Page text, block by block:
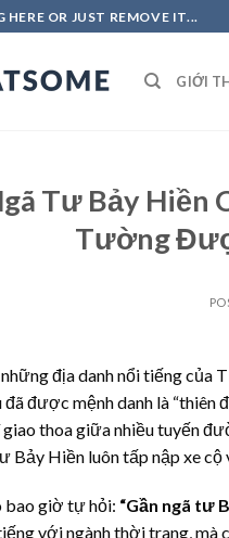
OR JUST REMOVE IT...
GIỚI
Tư Bảy Hiền
Tường
địa danh nổi tiếng của
được mệnh danh là “thiên
thoa giữa nhiều tuyến
Bảy Hiền luôn tấp nập xe cộ
bao giờ tự hỏi: “Gần ngã tư
với ngành thời trang,